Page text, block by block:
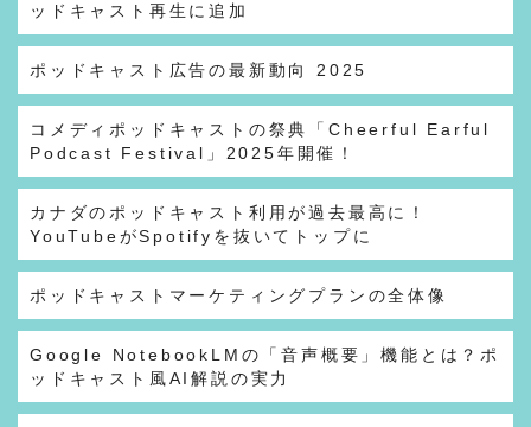
ッドキャスト再生に追加
ポッドキャスト広告の最新動向 2025
コメディポッドキャストの祭典「Cheerful Earful
Podcast Festival」2025年開催！
カナダのポッドキャスト利用が過去最高に！
YouTubeがSpotifyを抜いてトップに
ポッドキャストマーケティングプランの全体像
Google NotebookLMの「音声概要」機能とは？ポ
ッドキャスト風AI解説の実力